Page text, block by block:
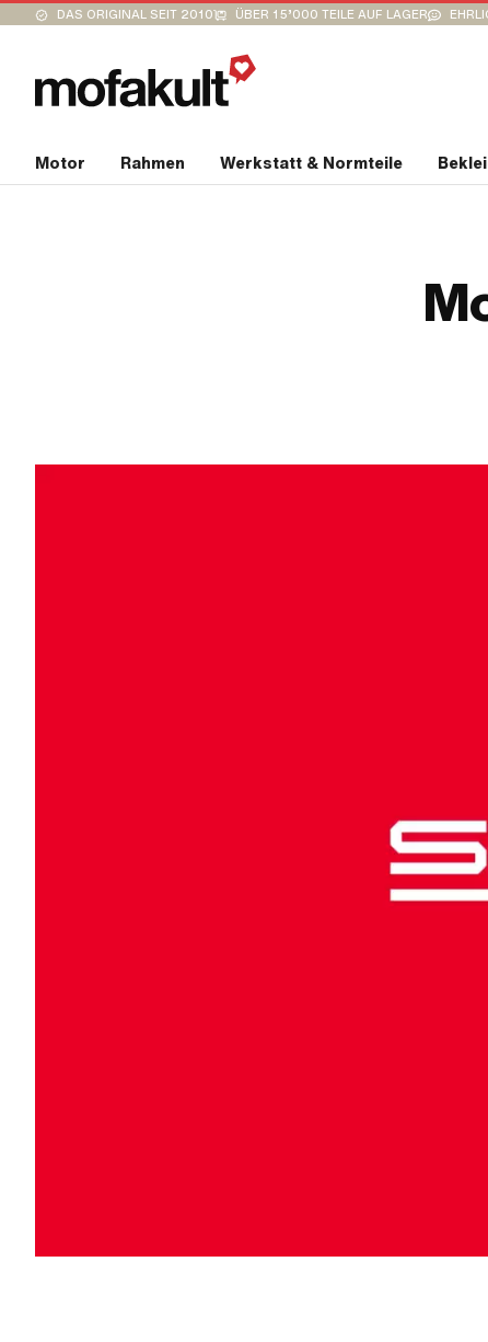
DAS ORIGINAL SEIT 2010 ÜBER 15’000 TEILE AUF LAGER
Motor Rahmen Werkstatt & Normteile